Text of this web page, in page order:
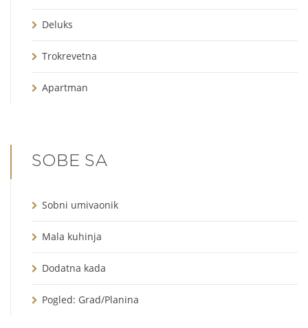
Deluks
Trokrevetna
Apartman
SOBE SA
Sobni umivaonik
Mala kuhinja
Dodatna kada
Pogled: Grad/Planina